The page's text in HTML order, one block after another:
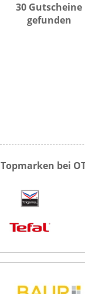
30 Gutscheine
gefunden
Topmarken bei